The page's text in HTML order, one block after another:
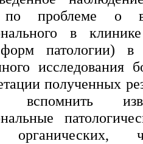
по проблеме о
в
патологии)
полученных
вспомнить
органических,